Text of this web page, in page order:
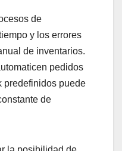
de
y los errores
de inventarios.
pedidos
predefinidos puede
de